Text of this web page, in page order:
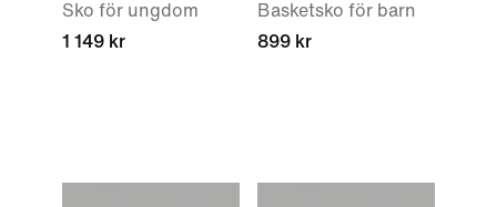
Sko för ungdom
1 149 kr
Basketsko för barn
899 kr